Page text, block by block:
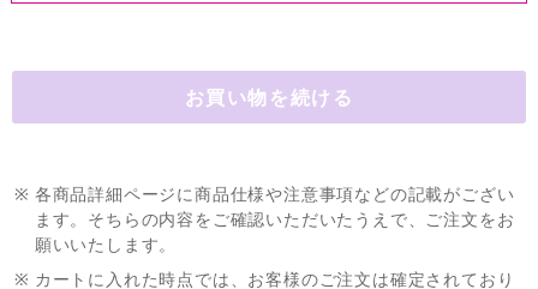
※ 各商品詳細ページに商品仕様や注意事項などの記載がござい
ます。そちらの内容をご確認いただいたうえで、ご注文をお
願いいたします。
※ カートに入れた時点では、お客様のご注文は確定されており